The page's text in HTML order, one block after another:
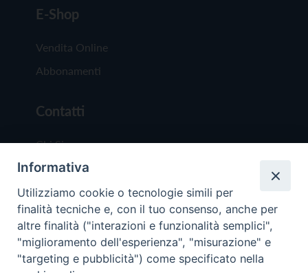
E-Shop
Vendita Online
Abbonamenti
Contatti
Chi Siamo
Redazione
Scrivici
Informativa
Utilizziamo cookie o tecnologie simili per
finalità tecniche e, con il tuo consenso, anche per
altre finalità ("interazioni e funzionalità semplici",
"miglioramento dell'esperienza", "misurazione" e
"targeting e pubblicità") come specificato nella